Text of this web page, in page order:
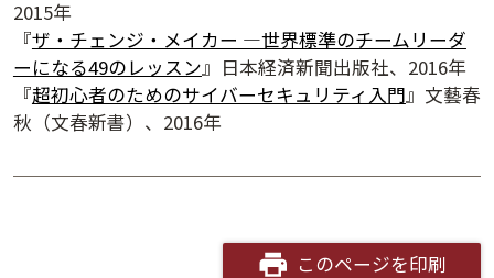
2015年
『ザ・チェンジ・メイカー ―世界標準のチームリーダ
ーになる49のレッスン』日本経済新聞出版社、2016年
『超初心者のためのサイバーセキュリティ入門』文藝春
秋（文春新書）、2016年
このページを印刷